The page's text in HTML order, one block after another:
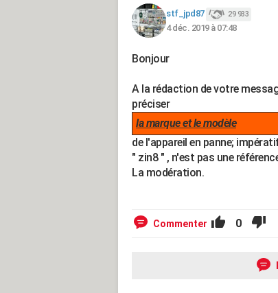
stf_jpd87 29 933
4 déc. 2019 à 07:48
Bonjour
A la rédaction de votre
préciser
la marque et le modèle
de l'appareil en panne;
" zin8 " , n'est pas une
La modération.
Commenter 0